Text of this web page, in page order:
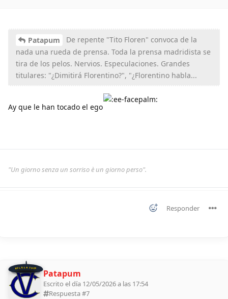
Patapum
De repente "Tito Floren" convoca de la
nada una rueda de prensa. Toda la prensa madridista se
tira de los pelos. Nervios. Especulaciones. Grandes
titulares: "¿Dimitirá Florentino?", "¿Florentino habla...
Ay que le han tocado el ego
"Un giorno senza un sorriso è un giorno perso".
Responder
BOLILLA 2026 Patapum
Escrito el día 12/05/2026 a las 17:54
Respuesta #7